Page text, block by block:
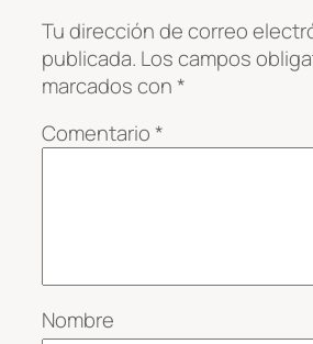
Tu dirección de correo
publicada. Los campos
marcados con*
Comentario*
Nombre